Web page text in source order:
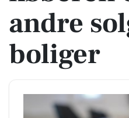
andre
boliger